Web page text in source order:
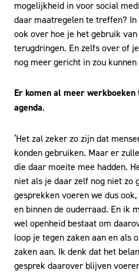
mogelijkheid in voor social
daar maatregelen te treffen?
ook over hoe je het gebruik
terugdringen. En zelfs over of
nog meer gericht in zou kunnen
Er komen al meer
agenda.
‘Het zal zeker zo zijn dat
konden gebruiken. Maar er
die daar moeite mee hadden.
niet als je daar zelf nog niet zo
gesprekken voeren we dus
en binnen de ouderraad. En ik
wel openheid bestaat om
loop je tegen zaken aan en als
zaken aan. Ik denk dat het
gesprek daarover blijven